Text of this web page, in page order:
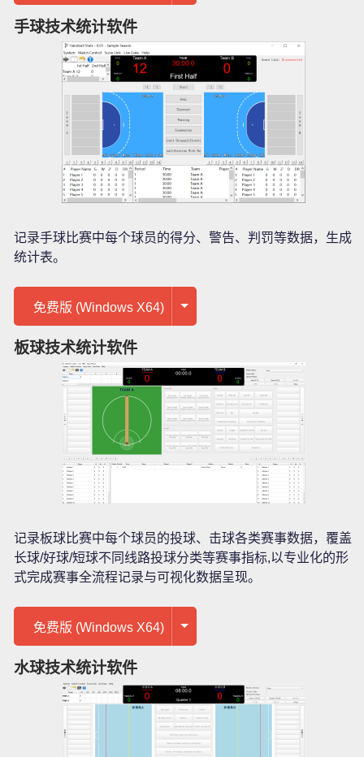
手球技术统计软件
记录手球比赛中每个球员的得分、警告、判罚等数据，生成
统计表。
免费版 (Windows X64)
板球技术统计软件
记录板球比赛中每个球员的投球、击球各类赛事数据，覆盖
长球/好球/短球不同线路投球分类等赛事指标,以专业化的形
式完成赛事全流程记录与可视化数据呈现。
免费版 (Windows X64)
水球技术统计软件